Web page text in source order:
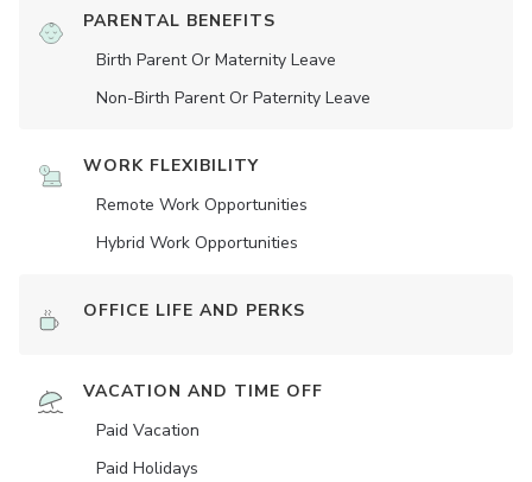
PARENTAL BENEFITS
Birth Parent Or Maternity Leave
Non-Birth Parent Or Paternity Leave
WORK FLEXIBILITY
Remote Work Opportunities
Hybrid Work Opportunities
OFFICE LIFE AND PERKS
VACATION AND TIME OFF
Paid Vacation
Paid Holidays